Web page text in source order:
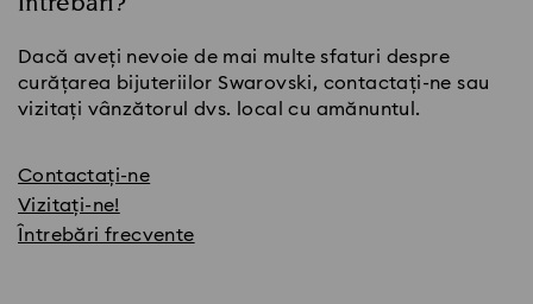
Dacă aveți nevoie de mai multe sfaturi despre
curățarea bijuteriilor Swarovski, contactați-ne sau
vizitați vânzătorul dvs. local cu amănuntul.
Contactați-ne
Vizitați-ne!
Întrebări frecvente